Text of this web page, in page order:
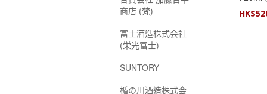
商店 (梵)
冨士酒造株式会社
(栄光冨士)
SUNTORY
楯の川酒造株式会
20)
HK$